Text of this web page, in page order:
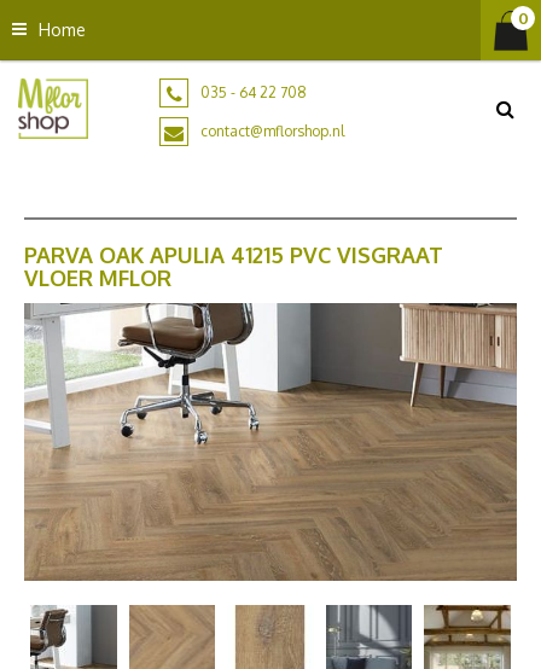
n
Home
035 - 64 22 708
contact@mflorshop.nl
PARVA OAK APULIA 41215 PVC VISGRAAT
VLOER MFLOR